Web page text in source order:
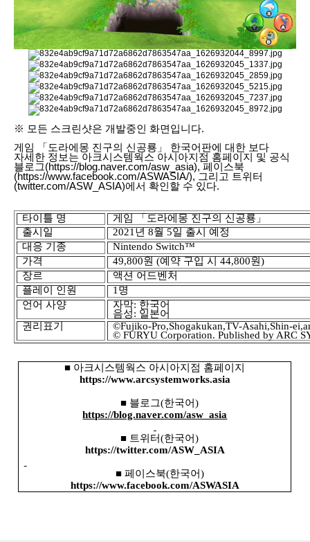
※ 모든 스크린샷은 개발중인 화면입니다.
게임 「도라에몽 진구의 신공룡」 한국어판에 대한 보다
자세한 정보는 아크시스템웍스 아시아지점 홈페이지 및 공식
블로그(https://blog.naver.com/asw_asia), 페이스북
(https://www.facebook.com/ASWASIA/), 그리고 트위터
(twitter.com/ASW_ASIA)에서 확인할 수 있다.
타이틀 명
게임 「도라에몽 진구의 신공룡」
출시 일 2021 년8월5일 출시 예정
대응 기종
Nintendo Switch™
가격
49,800원(예약 구입 시44,800원)
장르
액션 어드벤처
플레이 인원
1 명
언어 사양 자막: 한국어
음성: 일본어
권리표기
©Fujiko-Pro,Shogakukan,TV-Asahi,Shin-
© FURYU Corporation. Published by ARC
■ 아크시스템웍스 아시아지점 홈페이지
https://www.arcsystemworks.asia
■ 블로그(한국어)
https://blog.naver.com/asw_asia
■ 트위터(한국어)
https://twitter.com/ASW_ASIA
■ 페이스북(한국어)
https://www.facebook.com/ASWASIA